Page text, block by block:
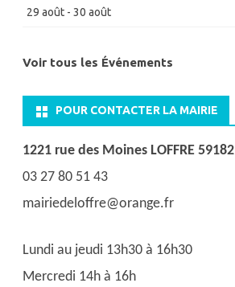
29 août - 30 août
Voir tous les Événements
POUR CONTACTER LA MAIRIE
1221 rue des Moines LOFFRE 59182
03 27 80 51 43
mairiedeloffre@orange.fr
Lundi au jeudi 13h30 à 16h30
Mercredi 14h à 16h